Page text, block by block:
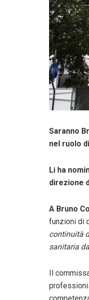
Saranno
nel ruolo
Li ha
direzione
A Bruno
funzioni di
continuità
sanitaria
Il